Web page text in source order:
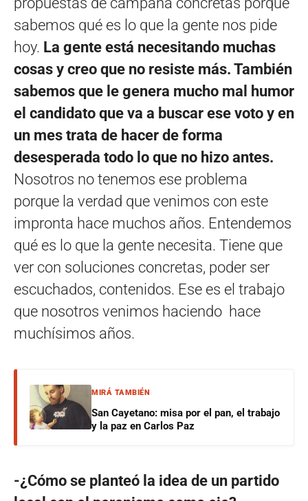
sabemos qué es lo que la gente nos pide
hoy. La gente está necesitando muchas
cosas y creo que no resiste más. También
sabemos que le genera mucho mal humor
el candidato que va a buscar ese voto y en
un mes trata de hacer de forma
desesperada todo lo que no hizo antes.
Nosotros no tenemos ese problema
porque la verdad que venimos con este
impronta hace muchos años. Entendemos
qué es lo que la gente necesita. Tiene que
ver con soluciones concretas, poder ser
escuchados, contenidos. Ese es el trabajo
que nosotros venimos haciendo hace
muchísimos años.
MIRÁ TAMBIÉN
San Cayetano: misa por el pan, el trabajo
y la paz en Carlos Paz
-¿Cómo se planteó la idea de un partido